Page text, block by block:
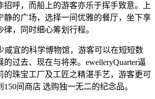
招呼，而船上的游客亦乐于挥手致意。上
静的广场，选择一间优雅的餐厅，坐下享
，同时细心筹划行程。
咸宜的科学博物馆，游客可以在短短数
过去、现在与将来。ewelleryQuarter逼
的珠宝工厂及工匠之精湛手艺，游客更可
间商店 选购独一无二的纪念品。